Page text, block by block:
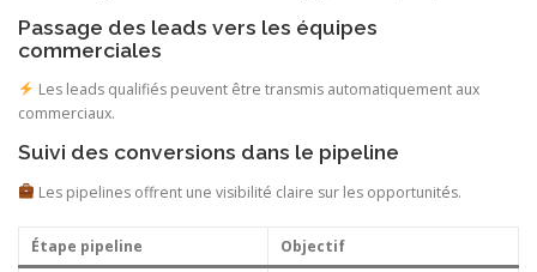
Passage des leads vers les équipes
commerciales
Les leads qualifiés peuvent être transmis automatiquement aux
commerciaux.
Suivi des conversions dans le pipeline
Les pipelines offrent une visibilité claire sur les opportunités.
Étape pipeline
Objectif